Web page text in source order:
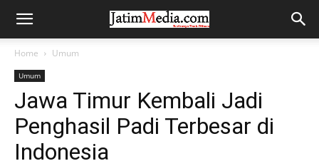
Home Umum
Umum
Jawa Timur Kembali Jadi
Penghasil Padi Terbesar di
Indonesia